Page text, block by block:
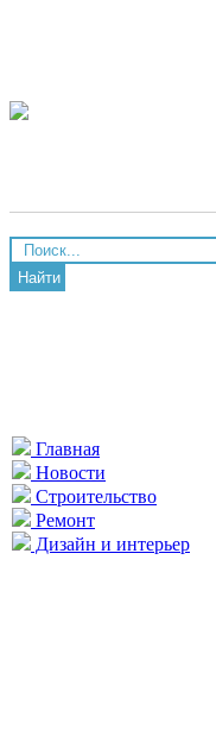
Найти
Главная
Новости
Строительство
Ремонт
Дизайн и интерьер